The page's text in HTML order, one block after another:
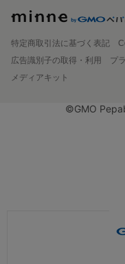
特定商取引法に基づく表記
広告識別子の取得・利用
プ
メディアキット
©GMO